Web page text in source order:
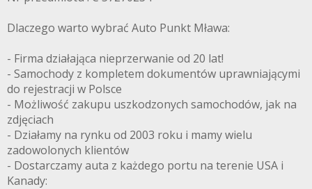
Dlaczego warto wybrać Auto Punkt Mława:
- Firma działająca nieprzerwanie od 20 lat!
- Samochody z kompletem dokumentów uprawniającymi
do rejestracji w Polsce
- Możliwość zakupu uszkodzonych samochodów, jak na
zdjęciach
- Działamy na rynku od 2003 roku i mamy wielu
zadowolonych klientów
- Dostarczamy auta z każdego portu na terenie USA i
Kanady: